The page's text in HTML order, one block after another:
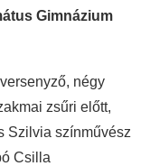
Gimnázium
négy
zsűri előtt,
Szilvia színművész
Csilla